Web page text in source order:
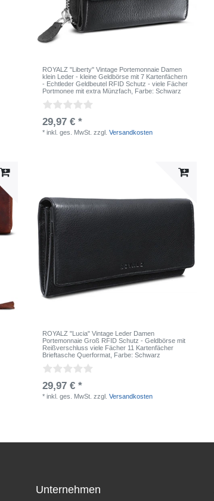
ROYALZ "Liberty" Vintage Portemonnaie Damen
klein Leder - kleine Geldbörse mit 7 Kartenfächern
- Echtleder Geldbeutel RFID Schutz - viele Fächer
Portmonee mit extra Münzfach , Farbe: Schwarz
29,97 € *
*inkl. ges. MwSt. zzgl.Versandkosten
ROYALZ "Lucia" Vintage Leder Damen
Portemonnaie Groß RFID Schutz - Geldbörse mit
Reißverschluss viele Fächer 11 Kartenfächer
Brieftasche Querformat , Farbe: Schwarz
29,97 € *
*inkl. ges. MwSt. zzgl.Versandkosten
Unternehmen